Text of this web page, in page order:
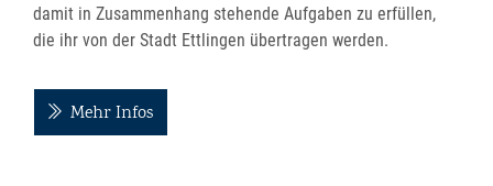
damit in Zusammenhang stehende Aufgaben zu erfüllen,
die ihr von der Stadt Ettlingen übertragen werden.
Mehr Infos